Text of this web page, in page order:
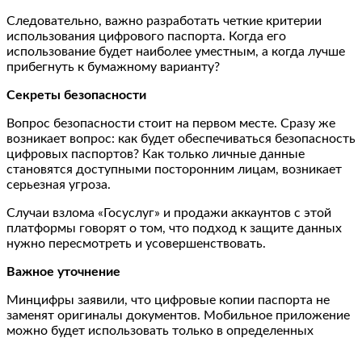
Следовательно, важно разработать четкие критерии
использования цифрового паспорта. Когда его
использование будет наиболее уместным, а когда лучше
прибегнуть к бумажному варианту?
Секреты безопасности
Вопрос безопасности стоит на первом месте. Сразу же
возникает вопрос: как будет обеспечиваться безопасность
цифровых паспортов? Как только личные данные
становятся доступными посторонним лицам, возникает
серьезная угроза.
Случаи взлома «Госуслуг» и продажи аккаунтов с этой
платформы говорят о том, что подход к защите данных
нужно пересмотреть и усовершенствовать.
Важное уточнение
Минцифры заявили, что цифровые копии паспорта не
заменят оригиналы документов. Мобильное приложение
можно будет использовать только в определенных